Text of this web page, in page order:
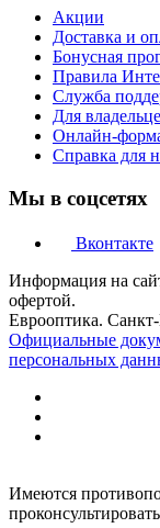
Акции
Доставка и
Бонусная
Правила
Служба
Для
Онлайн-
Справка для
Мы в соцсетях
Вконтакте
Информация на
офертой.
Еврооптика.
Официальные
персональных
Имеются